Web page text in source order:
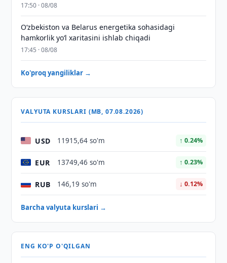
17:50 · 08/08
Oʻzbekiston va Belarus energetika sohasidagi
hamkorlik yoʻl xaritasini ishlab chiqadi
17:45 · 08/08
Ko'proq yangiliklar →
VALYUTA KURSLARI (MB, 07.08.2026)
USD 11915,64 so'm ↑ 0.24%
EUR 13749,46 so'm ↑ 0.23%
RUB 146,19 so'm ↓ 0.12%
Barcha valyuta kurslari →
ENG KO'P O'QILGAN